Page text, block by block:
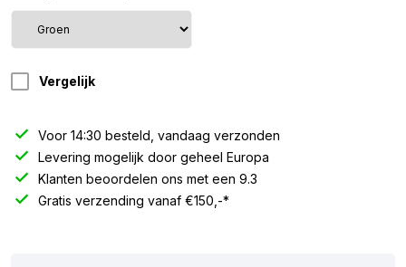
12/24
Volt
Vergelijk
Voor 14:30 besteld, vandaag verzonden
Levering mogelijk door geheel Europa
Klanten beoordelen ons met een 9.3
Gratis verzending vanaf €150,-*